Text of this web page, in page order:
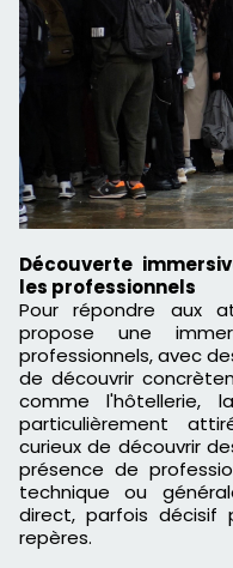
Découverte immersive et échanges directs avec
les professionnels
Pour répondre aux
propose une
professionnels, avec
de découvrir
comme
particulièrement
curieux de découvrir
présence de
technique ou
direct, parfois
repères.